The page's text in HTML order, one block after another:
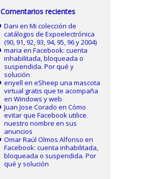
Comentarios recientes
Dani enMi colección de
catálogos de Expoelectrónica
(90, 91, 92, 93, 94, 95, 96 y 2004)
maria enFacebook: cuenta
inhabilitada, bloqueada o
suspendida. Por qué y
solución
enyell eneSheep una mascota
virtual gratis que te acompaña
en Windows y web
Juan Jose Corado enCómo
evitar que Facebook utilice
nuestro nombre en sus
anuncios
Omar Raúl Olmos Alfonso en
Facebook: cuenta inhabilitada,
bloqueada o suspendida. Por
qué y solución